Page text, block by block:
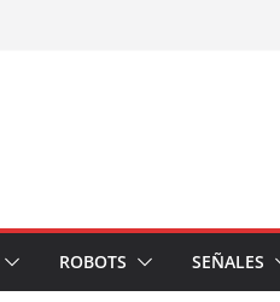
ROBOTS SEÑALES